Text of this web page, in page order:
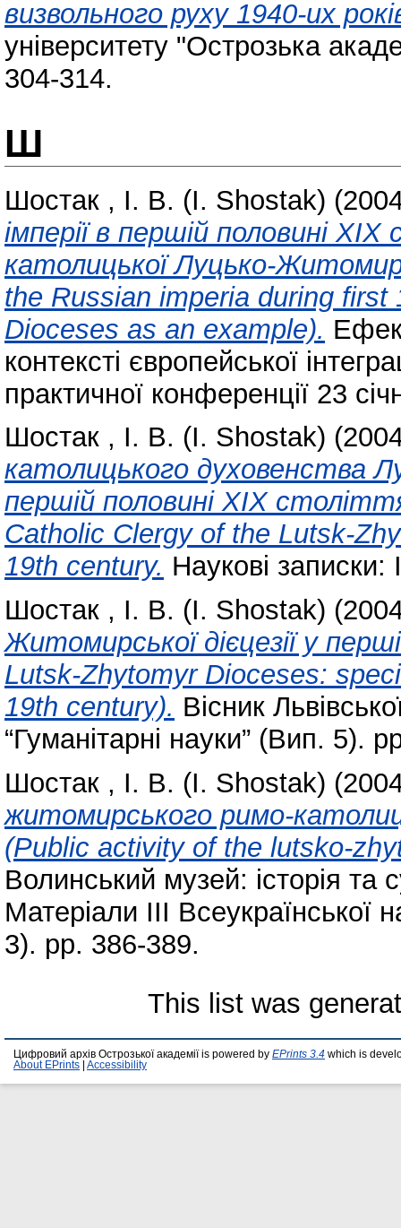
визвольного руху 1940-их
університету "Острозька
304-314.
Ш
Шостак , І. В. (I. Shostak)
імперії в першій половині
католицької Луцько-
the Russian imperia during
Dioceses as an example).
контексті європейської
практичної конференції 23
Шостак , І. В. (I. Shostak)
католицького духовенства
першій половині ХІХ
Catholic Clergy of the Lutsk-
19th century. Наукові
Шостак , І. В. (I. Shostak)
Житомирської дієцезії у
Lutsk-Zhytomyr Dioceses:
19th century). Вісник
“Гуманітарні науки” (Вип. 5).
Шостак , І. В. (I. Shostak)
житомирського римо-
(Public activity of the lutsko-
Волинський музей: історія та
Матеріали ІІІ
3). pp. 386-389.
This list was
Цифровий архів Острозької академії is powered by EPrints 3.4 which is
About EPrints
Accessibility